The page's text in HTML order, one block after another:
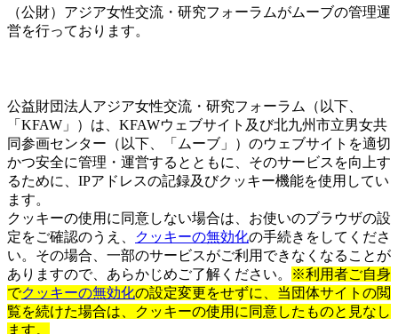
（公財）アジア女性交流・研究フォーラムがムーブの管理運
営を行っております。
公益財団法人アジア女性交流・研究フォーラム（以下、
「KFAW」）は、KFAWウェブサイト及び北九州市立男女共
同参画センター（以下、「ムーブ」）のウェブサイトを適切
かつ安全に管理・運営するとともに、そのサービスを向上す
るために、IPアドレスの記録及びクッキー機能を使用してい
ます。
クッキーの使用に同意しない場合は、お使いのブラウザの設
定をご確認のうえ、
クッキーの無効化の手続きをしてくださ
い。その場合、一部のサービスがご利用できなくなることが
ありますので、あらかじめご了解ください。
※利用者ご自身
でクッキーの無効化の設定変更をせずに、当団体サイトの閲
覧を続けた場合は、クッキーの使用に同意したものと見なし
ます。